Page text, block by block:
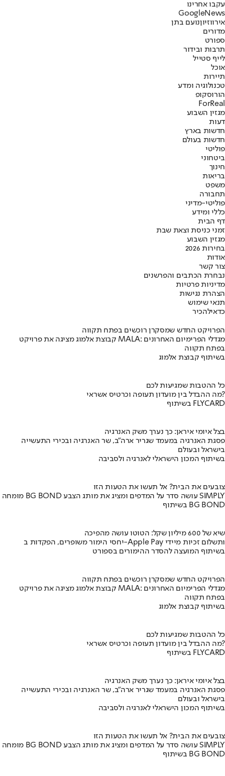
עקבו אחרינו
Googl eNews
אירווזיוןנועם בתן
מדורים
ספורט
תרבות ובידור
לייף סטייל
אוכל
תיירות
טכנולוגיה ומדע
הורוסקופ
ForReal
מגזין השבוע
דעות
חדשות בארץ
חדשות בעולם
פוליטי
ביטחוני
חינוך
בריאות
משפט
תחבורה
פוליטי-מדיני
כללי ומידע
דף הבית
זמני כניסת וצאת שבת
מגזין השבוע
בחירות 2026
אודות
צור קשר
נבחרת הכתבים והפרשנים
מדיניות פרטיות
הצהרת נגישות
תנאי שימוש
כדאילהכיר
הפרויקט החדש שמסקרן רוכשים בפתח תקווה
קבוצת אלמוג מציגה את פרויקט MALA: מגדלי הפרימיום האחרונים
בפתח תקווה
בשיתוף קבוצת אלמוג
כל ההטבות שמגיעות לכם
מה ההבדל בין מועדון תעופה וכרטיס אשראי?
בשיתוף FLYCARD
בצל איומי איראן: כך נערך משק האנרגיה
פסגת האנרגיה במעמד שגריר ארה"ב, שר האנרגיה ובכירי התעשייה
בישראל ובעולם
בשיתוף המכון הישראלי לאנרגיה ולסביבה
צובעים את הבית? אל תעשו את הטעות הזו
מומחה BG BOND עושה סדר על המדפים ומציג את מותג הצבע SIMPLY
בשיתוף BG BOND
שיא של 600 מיליון שקל: הטוטו עושה מהפיכה
יחסי הימור משופרים, הפקדות ב-Apple Pay ותשלום זכיות מיידי
בשיתוף המועצה להסדר ההימורים בספורט
הפרויקט החדש שמסקרן רוכשים בפתח תקווה
קבוצת אלמוג מציגה את פרויקט MALA: מגדלי הפרימיום האחרונים
בפתח תקווה
בשיתוף קבוצת אלמוג
כל ההטבות שמגיעות לכם
מה ההבדל בין מועדון תעופה וכרטיס אשראי?
בשיתוף FLYCARD
בצל איומי איראן: כך נערך משק האנרגיה
פסגת האנרגיה במעמד שגריר ארה"ב, שר האנרגיה ובכירי התעשייה
בישראל ובעולם
בשיתוף המכון הישראלי לאנרגיה ולסביבה
צובעים את הבית? אל תעשו את הטעות הזו
מומחה BG BOND עושה סדר על המדפים ומציג את מותג הצבע SIMPLY
בשיתוף BG BOND